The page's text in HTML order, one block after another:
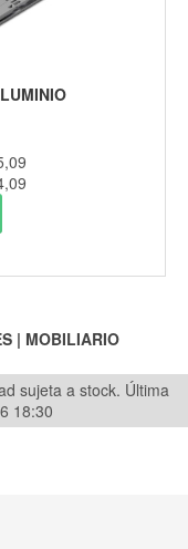
| MOBILIARIO
sujeta a stock. Última
18:30